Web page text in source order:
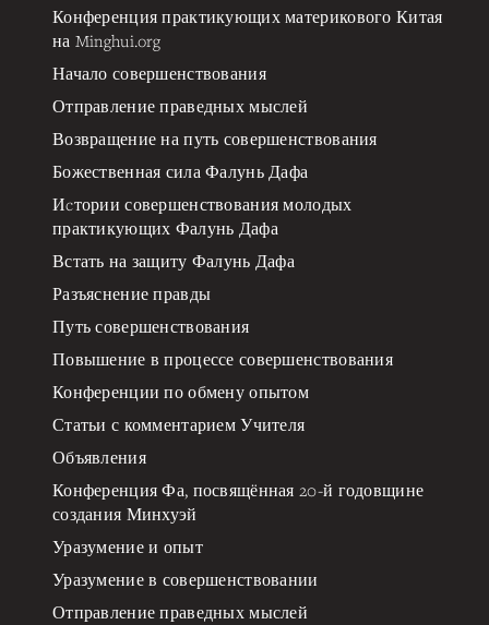
Конференция практикующих материкового Китая
на Minghui.org
Начало совершенствования
Отправление праведных мыслей
Возвращение на путь совершенствования
Божественная сила Фалунь Дафа
Иcтории совершенствования молодых
практикующих Фалунь Дафа
Встать на защиту Фалунь Дафа
Разъяснение правды
Путь совершенствования
Повышение в процессе совершенствования
Конференции по обмену опытом
Статьи с комментарием Учителя
Объявления
Конференция Фа, посвящённая 20-й годовщине
создания Минхуэй
Уразумение и опыт
Уразумение в совершенствовании
Отправление праведных мыслей